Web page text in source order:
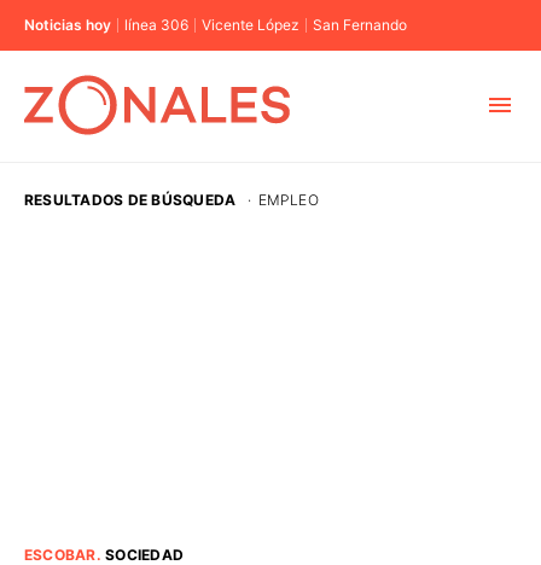
Noticias hoy línea 306 Vicente López San Fernando
RESULTADOS DE BÚSQUEDA · EMPLEO
ESCOBAR.SOCIEDAD